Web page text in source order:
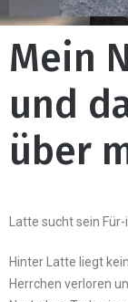
Mein
und
über
Latte sucht sein
Hinter Latte liegt
Herrchen verloren